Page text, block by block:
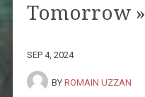
Tomorrow »
SEP 4, 2024
BY ROMAIN UZZAN